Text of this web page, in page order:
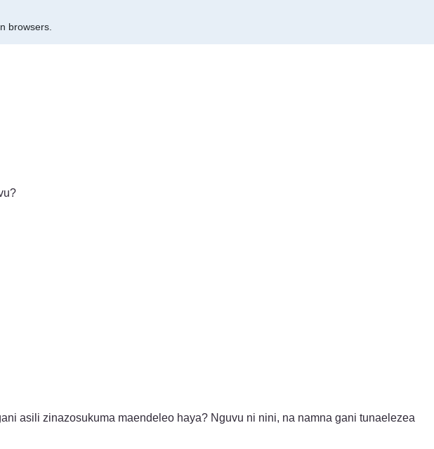
browsers.
asili zinazosukuma maendeleo haya? Nguvu ni nini, na namna gani tunaelezea